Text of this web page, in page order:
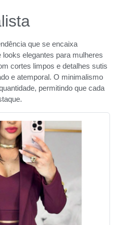
que se encaixa
elegantes para mulheres
cortes limpos e detalhes sutis
e atemporal. O minimalismo
permitindo que cada